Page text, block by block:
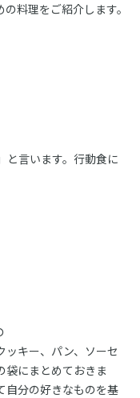
料理をご紹介します。
と言います。行動食に
ッキー、パン、ソーセ
袋にまとめておきま
自分の好きなものを基